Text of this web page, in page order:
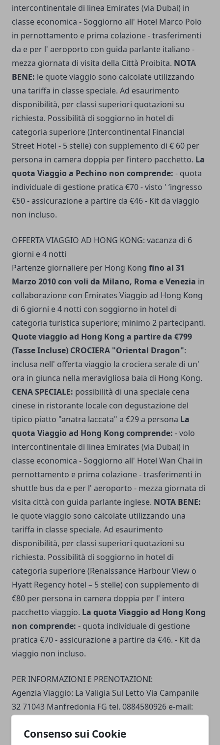
Consenso sui Cookie
intercontinentale di linea Emirates (via Dubai) in
classe economica - Soggiorno all' Hotel Marco Polo
in pernottamento e prima colazione - trasferimenti
da e per l' aeroporto con guida parlante italiano -
mezza giornata di visita della Città Proibita. NOTA
BENE: le quote viaggio sono calcolate utilizzando
una tariffa in classe speciale. Ad esaurimento
disponibilità, per classi superiori quotazioni su
richiesta. Possibilità di soggiorno in hotel di
categoria superiore (Intercontinental Financial
Street Hotel - 5 stelle) con supplemento di € 60 per
persona in camera doppia per l’intero pacchetto. La
quota Viaggio a Pechino non comprende: - quota
individuale di gestione pratica €70 - visto ' ’ingresso
€50 - assicurazione a partire da €46 - Kit da viaggio
non incluso.
OFFERTA VIAGGIO AD HONG KONG: vacanza di 6
giorni e 4 notti
Partenze giornaliere per Hong Kong fino al 31
Marzo 2010 con voli da Milano, Roma e Venezia in
collaborazione con Emirates Viaggio ad Hong Kong
di 6 giorni e 4 notti con soggiorno in hotel di
categoria turistica superiore; minimo 2 partecipanti.
Quote viaggio ad Hong Kong a partire da €799
(Tasse Incluse) CROCIERA "Oriental Dragon":
inclusa nell' offerta viaggio la crociera serale di un'
ora in giunca nella meravigliosa baia di Hong Kong.
CENA SPECIALE: possibilità di una speciale cena
cinese in ristorante locale con degustazione del
tipico piatto "anatra laccata" a €29 a persona La
quota Viaggio ad Hong Kong comprende: - volo
intercontinentale di linea Emirates (via Dubai) in
classe economica - Soggiorno all' Hotel Wan Chai in
pernottamento e prima colazione - trasferimenti in
shuttle bus da e per l' aeroporto - mezza giornata di
visita città con guida parlante inglese. NOTA BENE:
le quote viaggio sono calcolate utilizzando una
tariffa in classe speciale. Ad esaurimento
disponibilità, per classi superiori quotazioni su
richiesta. Possibilità di soggiorno in hotel di
categoria superiore (Renaissance Harbour View o
Hyatt Regency hotel – 5 stelle) con supplemento di
€80 per persona in camera doppia per l' intero
pacchetto viaggio. La quota Viaggio ad Hong Kong
non comprende: - quota individuale di gestione
pratica €70 - assicurazione a partire da €46. - Kit da
viaggio non incluso.
PER INFORMAZIONI E PRENOTAZIONI:
Agenzia Viaggio: La Valigia Sul Letto Via Campanile
32 71043 Manfredonia FG tel. 0884580926 e-mail: